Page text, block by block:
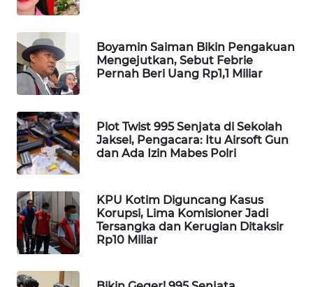
Boyamin Saiman Bikin Pengakuan
Mengejutkan, Sebut Febrie
Pernah Beri Uang Rp1,1 Miliar
Plot Twist 995 Senjata di Sekolah
Jaksel, Pengacara: Itu Airsoft Gun
dan Ada Izin Mabes Polri
KPU Kotim Diguncang Kasus
Korupsi, Lima Komisioner Jadi
Tersangka dan Kerugian Ditaksir
Rp10 Miliar
ID
MARTABAT
NET
PLN
WATCH
MKLI
LPKKI
LKKI